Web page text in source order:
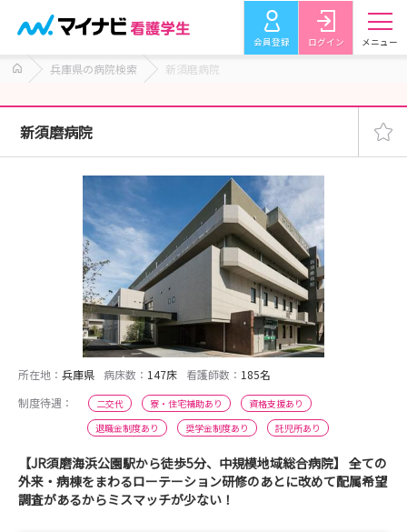
会員登録 ログイン メニュー
兵庫県の病院検索 新須磨病院
新須磨病院
所在地： 兵庫県 病床数： 147床 看護師数： 185名
制度待遇：
二交代 寮・住宅補助あり
資格支援あり
退職金制度あり
奨学金制度あり 託児所あり
【JR須磨海浜公園駅から徒歩5分、中規模地域総合病院】 全ての
外来・病棟をまわるローテーション研修のあとに改めて配属希望
調査があるからミスマッチが少ない！